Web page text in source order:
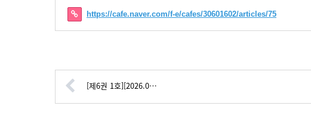
https://cafe.naver.com/f-e/cafes/30601602/articles/75
[제6권 1호][2026.0…